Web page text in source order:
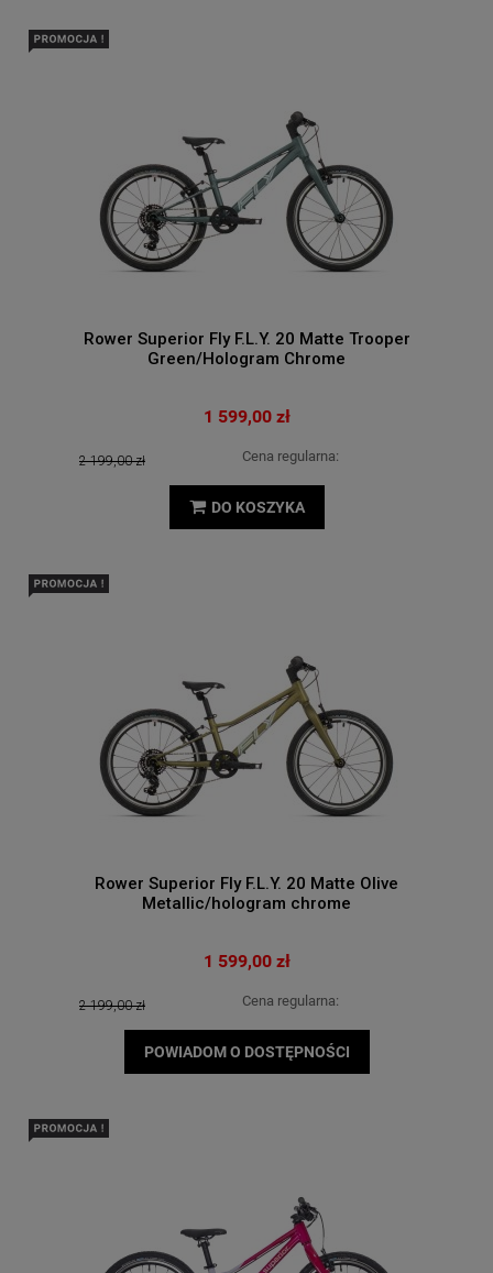
Rower Superior Fly F.L.Y. 20 Matte Trooper
Green/Hologram Chrome
1 599,00 zł
Cena regularna:
2 199,00 zł
DO KOSZYKA
Rower Superior Fly F.L.Y. 20 Matte Olive
Metallic/hologram chrome
1 599,00 zł
Cena regularna:
2 199,00 zł
POWIADOM O DOSTĘPNOŚCI